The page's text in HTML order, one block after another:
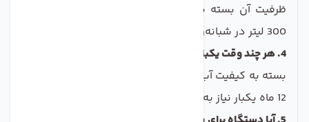
300 لیتر در شبانه‌روز است.
4. هر چند وقت یکبار باید فیلترهای دستگاه تعویض شوند؟
12 ماه یکبار نیاز به تعویض فیلترها وجود دارد.